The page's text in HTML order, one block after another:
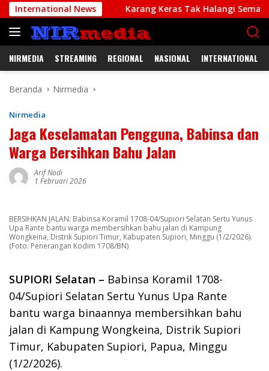
Langsung
ke
konten
International News
PBB Karang Keras Tak Halangi Semangat Prajurit
NIRMEDIA STREAMING REGIONAL NASIONAL INTERNATIONAL
Beranda Nirmedia
Nirmedia
Jaga Keselamatan Pengguna, Babinsa dan
Warga Bersihkan Bahu Jalan
Arif Nodi
1 Februari 2026
BERSIHKAN JALAN: Babinsa Koramil 1708-04/Supiori Selatan Sertu Yunus
Upa Rante bantu warga membersihkan bahu jalan di Kampung
Wongkeina, Distrik Supiori Timur, Kabupaten Supiori, Minggu (1/2/2026).
(Foto: Penerangan Kodim 1708/BN)
SUPIORI Selatan – Babinsa Koramil 1708-
04/Supiori Selatan Sertu Yunus Upa Rante
bantu warga binaannya membersihkan bahu
jalan di Kampung Wongkeina, Distrik Supiori
Timur, Kabupaten Supiori, Papua, Minggu
(1/2/2026).